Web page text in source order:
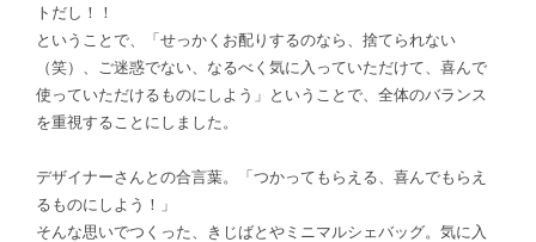
トだし！！
ということで、「せっかくお配りするのなら、捨てられない
（笑）、ご迷惑でない、なるべく気に入っていただけて、喜んで
使っていただけるものにしよう」ということで、全体のバランス
を重視することにしました。
デザイナーさんとの合言葉。「つかってもらえる、喜んでもらえ
るものにしよう！」
そんな思いでつくった、きじばとやミニマルシェバッグ。気に入